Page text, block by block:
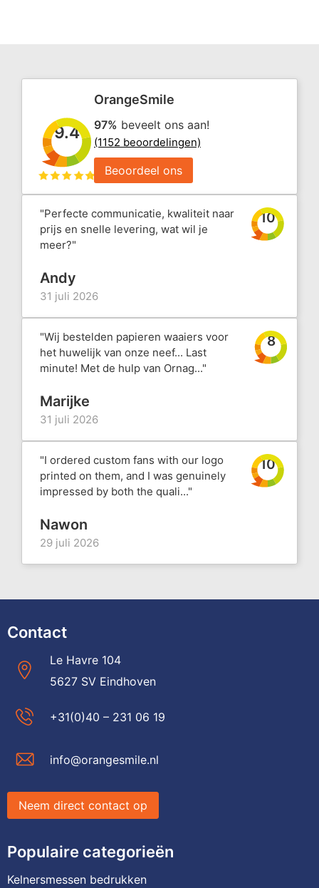
9.4
OrangeSmile
97% beveelt ons aan!
(1152 beoordelingen)
Beoordeel ons
"Perfecte communicatie, kwaliteit naar
prijs en snelle levering, wat wil je
meer?"
10
Andy
31 juli 2026
"Wij bestelden papieren waaiers voor
het huwelijk van onze neef... Last
minute! Met de hulp van Ornag..."
8
Marijke
31 juli 2026
"I ordered custom fans with our logo
printed on them, and I was genuinely
impressed by both the quali..."
10
Nawon
29 juli 2026
Contact
Le Havre 104
5627 SV Eindhoven
+31(0)40 – 231 06 19
info@orangesmile.nl
Neem direct contact op
Populaire categorieën
Kelnersmessen bedrukken